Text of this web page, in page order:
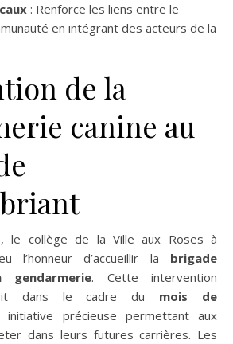
: Renforce les liens entre le
en intégrant des acteurs de la
de la
canine au
le collège de la Ville aux Roses à
l’honneur d’accueillir la brigade
. Cette intervention
dans le cadre du mois de
initiative précieuse permettant aux
dans leurs futures carrières. Les